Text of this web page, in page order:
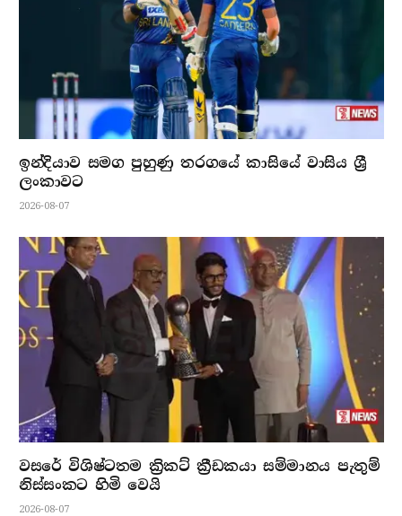
ඉන්දියාව සමග පුහුණු තරගයේ කාසියේ වාසිය ශ්‍රී
ලංකාවට
2026-08-07
වසරේ විශිෂ්ටතම ක්‍රිකට් ක්‍රීඩකයා සම්මානය පැතුම්
නිස්සංකට හිමි වෙයි
2026-08-07